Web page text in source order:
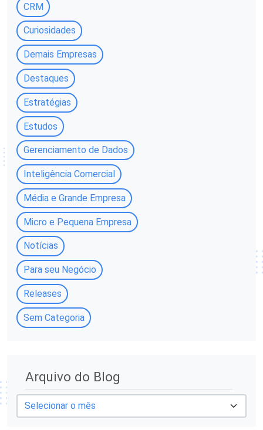
CRM
Curiosidades
Demais Empresas
Destaques
Estratégias
Estudos
Gerenciamento de Dados
Inteligência Comercial
Média e Grande Empresa
Micro e Pequena Empresa
Notícias
Para seu Negócio
Releases
Sem Categoria
Arquivo do Blog
q